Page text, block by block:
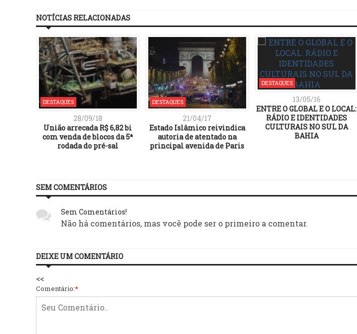
NOTÍCIAS RELACIONADAS
DESTAQUES
28/09/18
União arrecada R$ 6,82 bi
com venda de blocos da 5ª
rodada do pré-sal
DESTAQUES
21/04/17
Estado Islâmico reivindica
autoria de atentado na
principal avenida de Paris
DESTAQUES
13/05/16
ENTRE O GLOBAL E O LOCAL:
RÁDIO E IDENTIDADES
CULTURAIS NO SUL DA
BAHIA
SEM COMENTÁRIOS
Sem Comentários!
Não há comentários, mas você pode ser o primeiro a comentar.
DEIXE UM COMENTÁRIO
<<
Comentário:*